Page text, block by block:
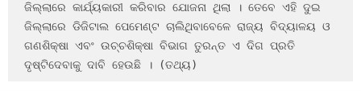
ଜିଲ୍ଲାରେ କାର୍ଯ୍ୟକାରୀ କରିବାର ଯୋଜନା ଥିଲା । ତେବେ ଏହି ଦୁଇ
ଜିଲ୍ଲାରେ ଡିଜିଟାଲ ପେମେଣ୍ଟ ଚାଲିଥିବାବେଳେ ରାଜ୍ୟ ବିଦ୍ୟାଳୟ ଓ
ଗଣଶିକ୍ଷା ଏବଂ ଉଚ୍ଚଶିକ୍ଷା ବିଭାଗ ତୁରନ୍ତ ଏ ଦିଗ ପ୍ରତି
ଦୃଷ୍ଟିଦେବାକୁ ଦାବି ହେଉଛି । (ତଥ୍ୟ)